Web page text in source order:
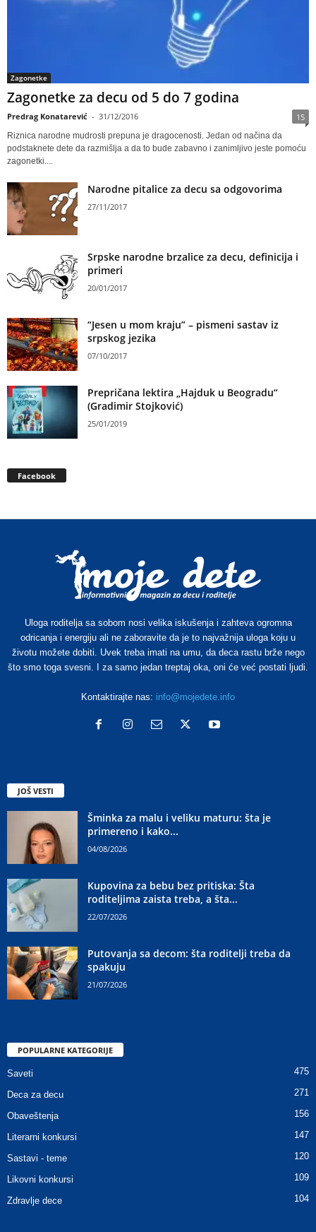
Zagonetke
Zagonetke za decu od 5 do 7 godina
Predrag Konatarević - 31/12/2016 15
Riznica narodne mudrosti prepuna je dragocenosti. Jedan od načina da
podstaknete dete da razmišlja a da to bude zabavno i zanimljivo jeste pomoću
zagonetki....
Narodne pitalice za decu sa odgovorima
27/11/2017
Srpske narodne brzalice za decu, definicija i
primeri
20/01/2017
“Jesen u mom kraju” – pismeni sastav iz
srpskog jezika
07/10/2017
Prepričana lektira „Hajduk u Beogradu“
(Gradimir Stojković)
25/01/2019
Facebook
Uloga roditelja sa sobom nosi velika iskušenja i zahteva ogromna
odricanja i energiju ali ne zaboravite da je to najvažnija uloga koju u
životu možete dobiti. Uvek treba imati na umu, da deca rastu brže nego
što smo toga svesni. I za samo jedan treptaj oka, oni će već postati ljudi.
Kontaktirajte nas: info@mojedete.info
JOŠ VESTI
Šminka za malu i veliku maturu: šta je
primereno i kako...
04/08/2026
Kupovina za bebu bez pritiska: Šta
roditeljima zaista treba, a šta...
22/07/2026
Putovanja sa decom: šta roditelji treba da
spakuju
21/07/2026
POPULARNE KATEGORIJE
Saveti 475
Deca za decu 271
Obaveštenja 156
Literarni konkursi 147
Sastavi - teme 120
Likovni konkursi 109
Zdravlje dece 104